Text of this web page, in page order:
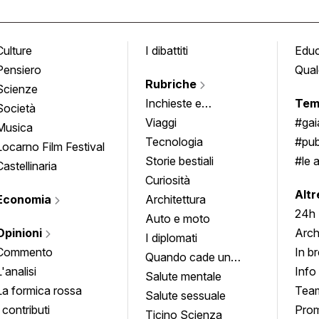
Film Festival
formica rossa
I dibattiti
Rubriche
Inchieste e
approfondimenti
Viaggi
Tecnologia
Storie bestiali
Curiosità
Architettura
Auto e moto
I diplomati
Quando cade un
quadro
Salute mentale
Salute sessuale
Ticino Scienza
#le
24h
In
Info